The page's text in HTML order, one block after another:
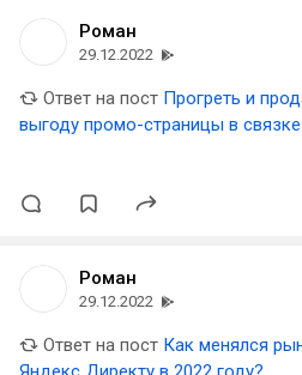
Роман
29.12.2022
Ответ на пост Прогреть и
выгоду промо-страницы в
Роман
29.12.2022
Ответ на пост Как менялся